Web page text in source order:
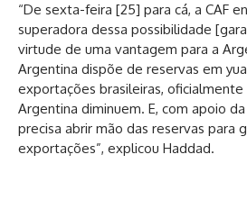
“De sexta-feira [25] para cá, a CAF
superadora dessa possibilidade
virtude de uma vantagem para a
Argentina dispõe de reservas em
exportações brasileiras, oficialmente
Argentina diminuem. E, com apoio
precisa abrir mão das reservas para
exportações”, explicou Haddad.